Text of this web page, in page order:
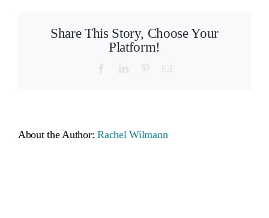
Share This Story, Choose Your
Platform!
FacebookLinkedInPinterestEmail
About the Author:Rachel Wilmann